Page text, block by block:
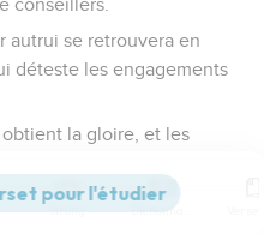
conseillers.
autrui se retrouvera en
déteste les engagements
la gloire, et les
lui-même, mais l'homme
Strong